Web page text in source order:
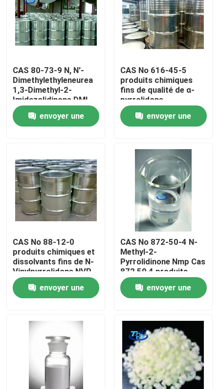
Accueil
Contacts
Produits
Produits pharmaceutiques intermédiaires
Sel d'ammonium quaternaire
Produits chimiques fins
Produits chimiques de production de pétrole et de gaz
Agent tensio-actif cationique
Agent tensio-actif non ionique
CAS 80-73-9 N, N'-
Dimethylethyleneurea
1,3-Dimethyl-2-
Imidazolidinone DMI
envoyer une
CAS No 616-45-5
produits chimiques
fins de qualité de α-
pyrrolidone
envoyer une
CAS No 88-12-0
produits chimiques et
dissolvants fins de N-
Vinylpyrrolidone NVP
envoyer une
CAS No 872-50-4 N-
Methyl-2-
Pyrrolidinone Nmp Cas
872 50 4 produits
chimiques fins
envoyer une